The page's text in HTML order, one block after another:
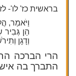
בראשית כז' לו'-
וַיֹּאמַר,
הֵן גְּבִיר
וְדָגָן
הרי הברכה
התברך בה